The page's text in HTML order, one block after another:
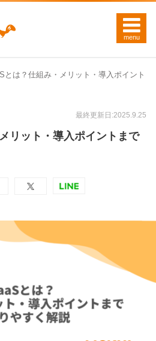
とは？仕組み・メリット・導入ポイント
最終更新日:2025.9.25
リット・導入ポイントまで